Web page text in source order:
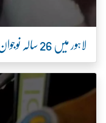
لاہور میں 26 سالہ نوجوان 15 لاکھ روپے تاوان کے لیے اغوا